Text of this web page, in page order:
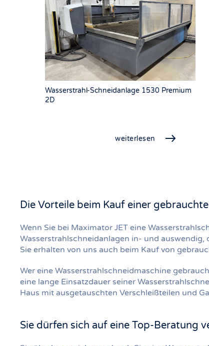
Wasserstrahl-Schneidanlage 1530 Premium
2D
weiterlesen
Die Vorteile beim Kauf einer
Wenn Sie bei Maximator JET eine
Wasserstrahlschneidanlagen in- und
Sie erhalten von uns auch beim Kauf von
Wer eine Wasserstrahlschneidmaschine
eine lange Einsatzdauer seiner
Haus mit ausgetauschten Verschleißteilen und
Sie dürfen sich auf eine Top-Beratung